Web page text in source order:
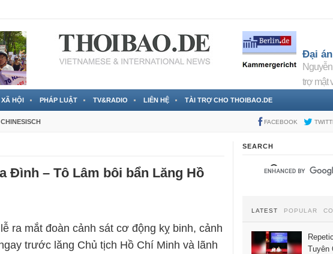
Đại
trợ mật
XÃ HỘI PHÁP LUẬT TV&RADIO LIÊN HỆ TÀI TRỢ CHO THOIBAO.DE
CHINESISCH FACEBOOK
Đình – Tô Lâm bôi bẩn Lăng Hồ
ra mắt đoàn cảnh sát cơ động kỵ binh, cảnh
trước lăng Chủ tịch Hồ Chí Minh và lãnh
SEARCH
LATEST POPULAR
Tuyên